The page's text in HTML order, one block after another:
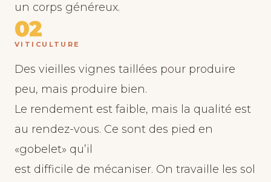
un corps généreux.
02
VITICULTURE
Des vieilles vignes taillées pour produire
peu, mais produire bien.
Le rendement est faible, mais la qualité est
au rendez-vous. Ce sont des pied en
«gobelet» qu’il
est difficile de mécaniser. On travaille les sol